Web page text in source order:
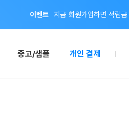
이벤트 지금 회원가입하면 적립
중고/샘플 개인 결제